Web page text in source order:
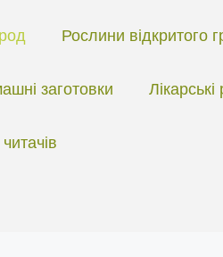
Рослини відкритого
заготовки